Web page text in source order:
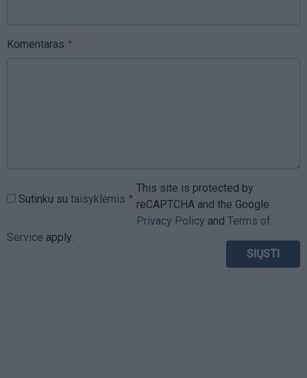
Komentaras
Sutinku su taisyklėmis
This site is protected by
reCAPTCHA and the Google
Privacy Policy and Terms of
Service apply.